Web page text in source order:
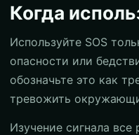
Когда
Используйте SOS
опасности или
обозначьте это как
тревожить
Изучение сигнала все